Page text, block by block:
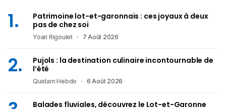
Patrimoine lot-et-garonnais : ces joyaux à deux
pas de chez soi
Yoan Rigoulet 7 Août 2026
Pujols : la destination culinaire incontournable de
l’été
Quidam Hebdo 6 Août 2026
Balades fluviales, découvrez le Lot-et-Garonne